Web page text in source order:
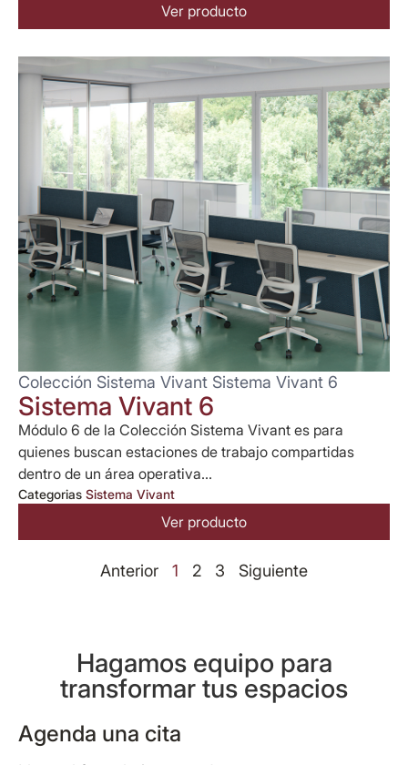
Ver producto
Colección Sistema Vivant Sistema Vivant 6
Sistema Vivant 6
Módulo 6 de la Colección Sistema Vivant es para
quienes buscan estaciones de trabajo compartidas
dentro de un área operativa...
Categorias Sistema Vivant
Ver producto
Anterior 1 2 3 Siguiente
Hagamos equipo para
transformar tus espacios
Agenda una cita